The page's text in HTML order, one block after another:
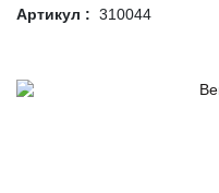
Артикул : 310044